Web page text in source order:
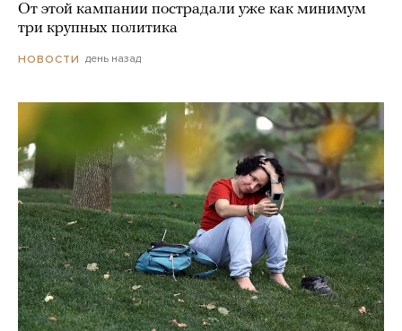
От этой кампании пострадали уже как минимум
три крупных политика
НОВОСТИ день назад